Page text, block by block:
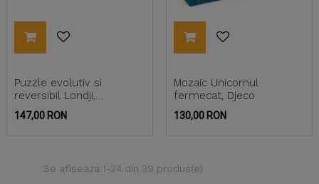
Puzzle evolutiv si
reversibil Londji,
Petrecerea Unicornului
Pret
147,00 RON
Mozaic Unicornul
fermecat, Djeco
Pret
130,00 RON
Se afiseaza 1-24 din 39 produs(e)